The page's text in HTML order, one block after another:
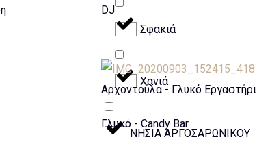
Σφακιά
Χανιά
ΝΗΣΙΑ ΑΡΓΟΣΑΡΩΝΙΚΟΥ
DJ
Αρχοντούλα - Γλυκό Εργαστήρι
Γλυκό - Candy Bar